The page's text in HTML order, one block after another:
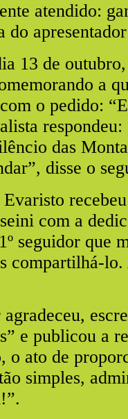
atendido:
13 de
a
o pedido:
respondeu:
das
disse o
com a
seguidor que
compartilhá-
e publicou a
o ato de
simples,